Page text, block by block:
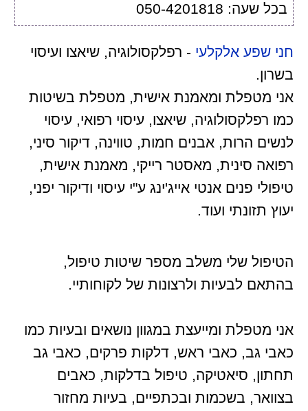
בכל שעה: 050-4201818
חני שפע אלקלעי - רפלקסולוגיה, שיאצו ועיסוי
בשרון.
אני מטפלת ומאמנת אישית, מטפלת בשיטות
כמו רפלקסולוגיה, שיאצו, עיסוי רפואי, עיסוי
לנשים הרות, אבנים חמות, טווינה, דיקור סיני,
רפואה סינית, מאסטר רייקי, מאמנת אישית,
טיפולי פנים אנטי אייג'ינג ע"י עיסוי ודיקור יפני,
יעוץ תזונתי ועוד.
הטיפול שלי משלב מספר שיטות טיפול,
בהתאם לבעיות ולרצונות של לקוחותיי.
אני מטפלת ומייעצת במגוון נושאים ובעיות כמו
כאבי גב, כאבי ראש, דלקות פרקים, כאבי גב
תחתון, סיאטיקה, טיפול בדלקות, כאבים
בצוואר, בשכמות ובכתפיים, בעיות מחזור